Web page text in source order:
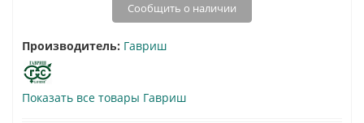
Сообщить о наличии
Производитель: Гавриш
Показать все товары Гавриш